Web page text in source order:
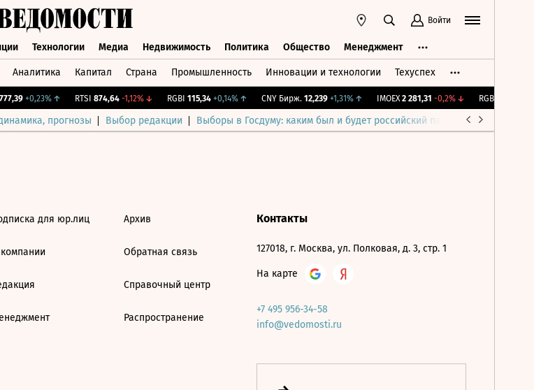
Войти
Технологии Медиа Недвижимость Политика Общество Менеджмент
Аналитика Капитал Страна Промышленность Инновации и технологии Техуспех
+0,23%↑ RTSI 874,64 -1,12%↓ RGBI 115,34 +0,14%↑ CNY Бирж. 12,239 +1,31%↑ IMOEX 2 281,31 -0,2%↓ RGBITR
прогнозы Выбор редакции Выборы в Госдуму: каким был и будет российский парламент
для юр.лиц Архив
Обратная связь
Справочный центр
Распространение
Контакты
127018, г. Москва, ул. Полковая, д. 3, стр. 1
На карте
+7 495 956-34-58
info@vedomosti.ru